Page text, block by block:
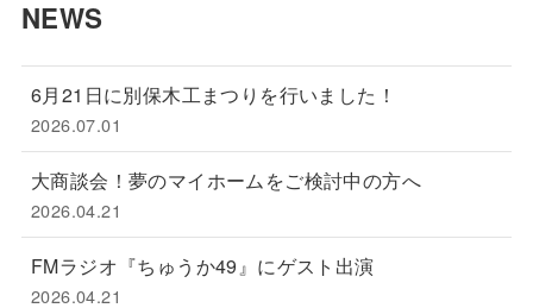
NEWS
6月21日に別保木工まつりを行いました！
2026.07.01
大商談会！夢のマイホームをご検討中の方へ
2026.04.21
FMラジオ『ちゅうか49』にゲスト出演
2026.04.21